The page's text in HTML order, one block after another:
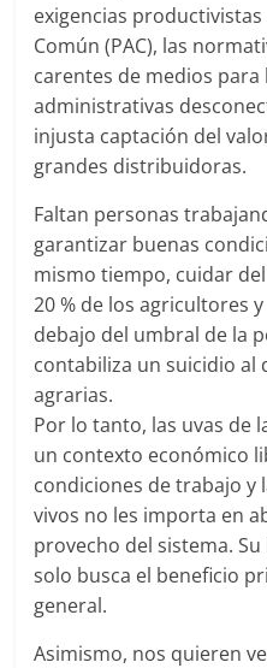
exigencias
Común (PAC), las
carentes de medios para
administrativas
injusta captación del
grandes distribuidoras.
Faltan personas
garantizar buenas
mismo tiempo, cuidar
20 % de los agricultores
debajo del umbral de la
contabiliza un suicidio al
agrarias.
Por lo tanto, las uvas de
un contexto económico
condiciones de trabajo y
vivos no les importa en
provecho del sistema.
solo busca el beneficio
general.
Asimismo, nos quieren